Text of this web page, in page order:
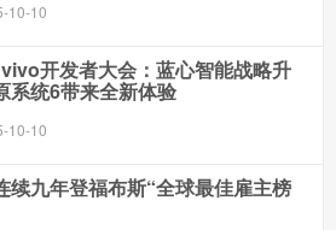
10-10
开发者大会：蓝心智能战略升
系统6带来全新体验
10-10
续九年登福布斯“全球最佳雇主榜